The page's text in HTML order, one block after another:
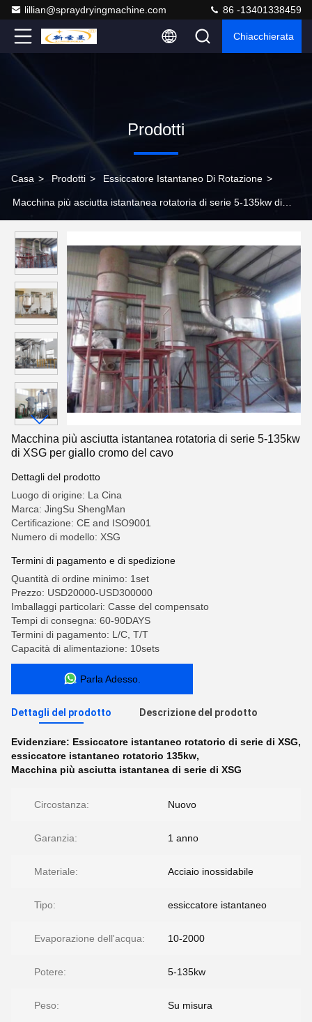
lillian@spraydryingmachine.com 86 -13401338459
Chiacchierata
Prodotti
Casa > Prodotti > Essiccatore Istantaneo Di Rotazione >
Macchina più asciutta istantanea rotatoria di serie 5-135kw di
Macchina più asciutta istantanea rotatoria di serie 5-135kw
di XSG per giallo cromo del cavo
Dettagli del prodotto
Luogo di origine: La Cina
Marca: JingSu ShengMan
Certificazione: CE and ISO9001
Numero di modello: XSG
Termini di pagamento e di spedizione
Quantità di ordine minimo: 1set
Prezzo: USD20000-USD300000
Imballaggi particolari: Casse del compensato
Tempi di consegna: 60-90DAYS
Termini di pagamento: L/C, T/T
Capacità di alimentazione: 10sets
Parla Adesso.
Dettagli del prodotto Descrizione del prodotto
Evidenziare: Essiccatore istantaneo rotatorio di serie di XSG,
essiccatore istantaneo rotatorio 135kw,
Macchina più asciutta istantanea di serie di XSG
Circostanza: Nuovo
Garanzia: 1 anno
Materiale: Acciaio inossidabile
Tipo: essiccatore istantaneo
Evaporazione dell'acqua: 10-2000
Potere: 5-135kw
Peso: Su misura